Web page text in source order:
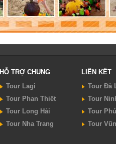
HỖ TRỢ CHUNG
Tour Lagi
Tour Phan Thiết
Tour Long Hải
Tour Nha Trang
LIÊN KẾT
Tour Đà
Tour
Tour
Tour